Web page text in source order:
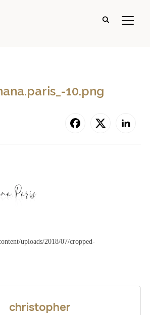
10.png
uploads/2018/07/cropped-
christopher